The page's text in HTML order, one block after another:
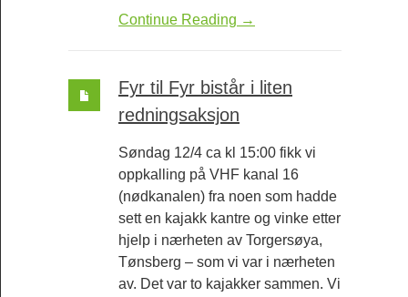
Continue Reading →
Fyr til Fyr bistår i liten
redningsaksjon
Søndag 12/4 ca kl 15:00 fikk vi
oppkalling på VHF kanal 16
(nødkanalen) fra noen som hadde
sett en kajakk kantre og vinke etter
hjelp i nærheten av Torgersøya,
Tønsberg – som vi var i nærheten
av. Det var to kajakker sammen. Vi